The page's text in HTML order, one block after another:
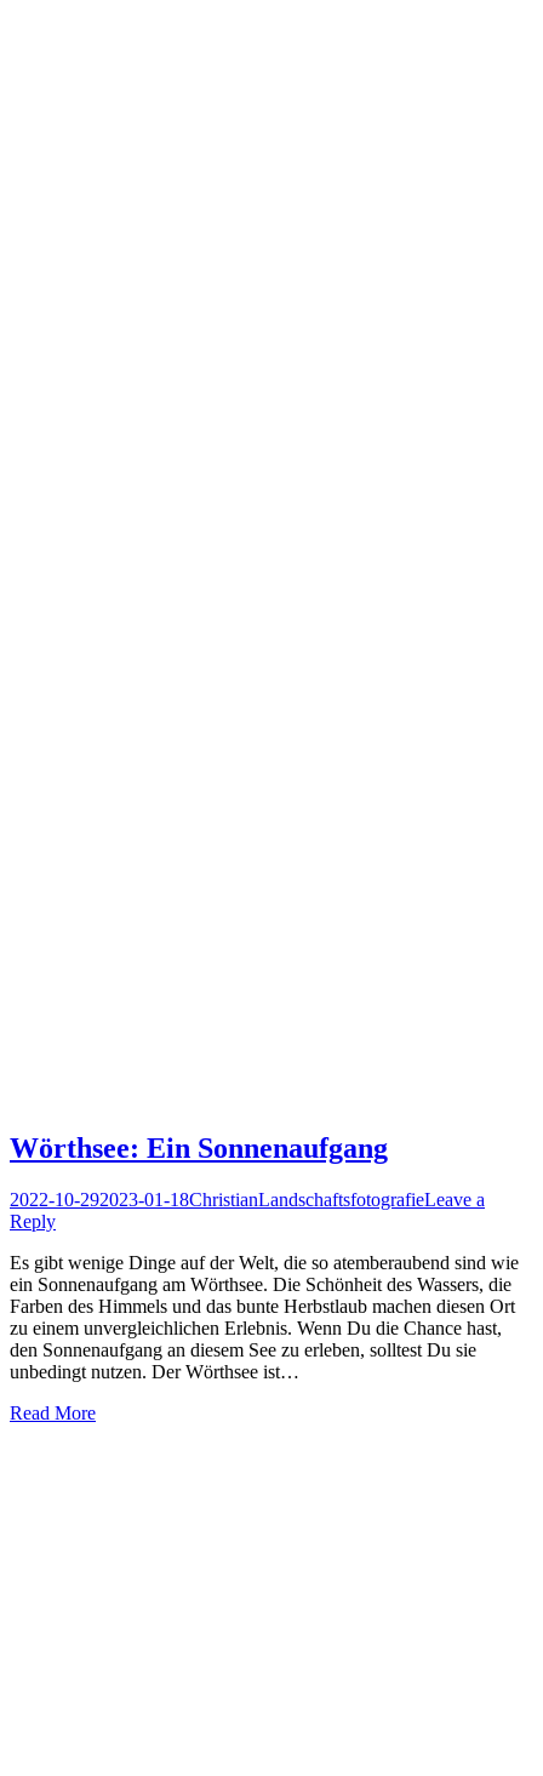
Wörthsee: Ein Sonnenaufgang
Posted
on
2022-10-292023-01-18Author
ChristianPosted
LandschaftsfotografieLeave a
Reply
Es gibt wenige Dinge auf der Welt, die so atemberaubend sind wie
ein Sonnenaufgang am Wörthsee. Die Schönheit des Wassers, die
Farben des Himmels und das bunte Herbstlaub machen diesen Ort
zu einem unvergleichlichen Erlebnis. Wenn Du die Chance hast,
den Sonnenaufgang an diesem See zu erleben, solltest Du sie
unbedingt nutzen. Der Wörthsee ist…
Read More